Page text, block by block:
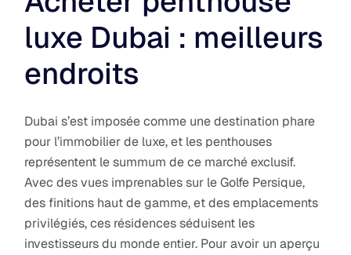
luxe Dubai : meilleurs
endroits
Dubai s’est imposée comme une destination phare
pour l’immobilier de luxe, et les penthouses
représentent le summum de ce marché exclusif.
Avec des vues imprenables sur le Golfe Persique,
des finitions haut de gamme, et des emplacements
privilégiés, ces résidences séduisent les
investisseurs du monde entier. Pour avoir un aperçu